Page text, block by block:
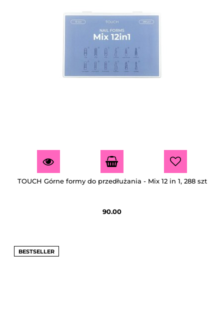
TOUCH Górne formy do przedłużania - Mix 12 in 1, 288 szt
90.00
BESTSELLER